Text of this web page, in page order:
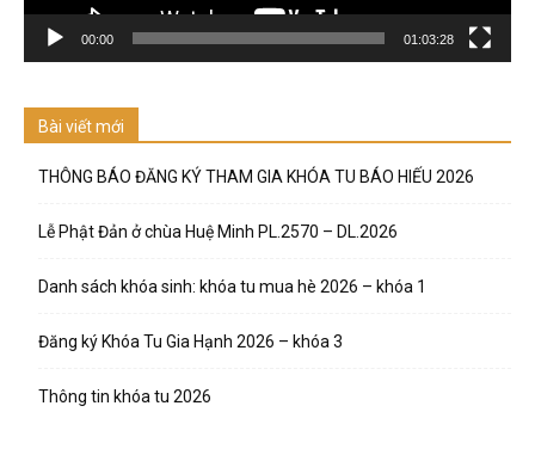
00:00 01:03:28
Bài viết mới
THÔNG BÁO ĐĂNG KÝ THAM GIA KHÓA TU BÁO HIẾU 2026
Lễ Phật Đản ở chùa Huệ Minh PL.2570 – DL.2026
Danh sách khóa sinh: khóa tu mua hè 2026 – khóa 1
Đăng ký Khóa Tu Gia Hạnh 2026 – khóa 3
Thông tin khóa tu 2026